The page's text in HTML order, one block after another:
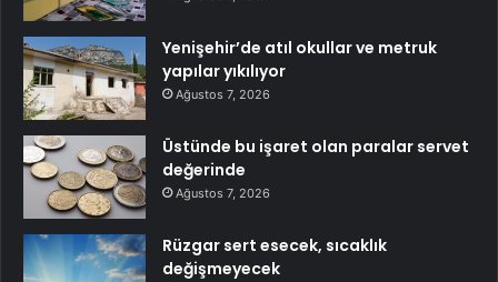
Yenişehir’de atıl okullar ve metruk
yapılar yıkılıyor
Ağustos 7, 2026
Üstünde bu işaret olan paralar servet
değerinde
Ağustos 7, 2026
Rüzgar sert esecek, sıcaklık
değişmeyecek